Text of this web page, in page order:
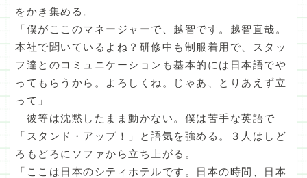
をかき集める。
「僕がここのマネージャーで、越智です。越智直哉。
本社で聞いているよね？研修中も制服着用で、スタッ
フ達とのコミュニケーションも基本的には日本語でや
ってもらうから。よろしくね。じゃあ、とりあえず立
って」
彼等は沈黙したまま動かない。僕は苦手な英語で
「スタンド・アップ！」と語気を強める。３人はしど
ろもどろにソファから立ち上がる。
「ここは日本のシティホテルです。日本の時間、日本